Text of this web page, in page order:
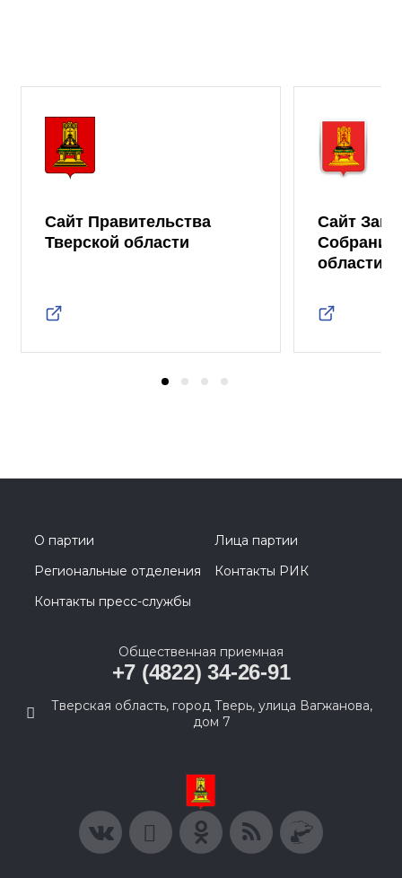
Сайт Правительства
Тверской области
Сайт
Собрания
области
О партии
Лица партии
Региональные отделения
Контакты РИК
Контакты пресс-службы
Общественная приемная
+7 (4822) 34-26-91
Тверская область, город Тверь, улица Вагжанова,
дом 7